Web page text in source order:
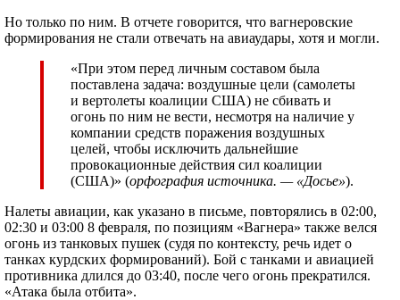
Но только по ним. В отчете говорится, что вагнеровские
формирования не стали отвечать на авиаудары, хотя и могли.
«При этом перед личным составом была
поставлена задача: воздушные цели (самолеты
и вертолеты коалиции США) не сбивать и
огонь по ним не вести, несмотря на наличие у
компании средств поражения воздушных
целей, чтобы исключить дальнейшие
провокационные действия сил коалиции
(США)» (орфография источника. — «Досье»).
Налеты авиации, как указано в письме, повторялись в 02:00,
02:30 и 03:00 8 февраля, по позициям «Вагнера» также велся
огонь из танковых пушек (судя по контексту, речь идет о
танках курдских формирований). Бой с танками и авиацией
противника длился до 03:40, после чего огонь прекратился.
«Атака была отбита».